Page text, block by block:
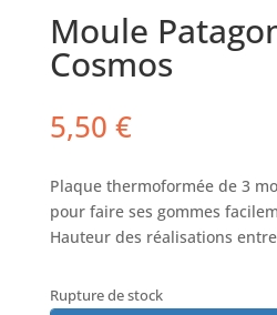
Moule
Cosmos
5,50 €
Plaque thermoformée de 3
pour faire ses gommes
Hauteur des réalisations
Rupture de stock